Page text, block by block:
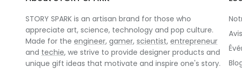
STORY SPARK is an artisan brand for those who
appreciate art, science, technology and pop culture.
Made for the engineer, gamer, scientist, entrepreneur
and techie, we strive to provide designer products and
unique gift ideas that motivate and inspire one's story.